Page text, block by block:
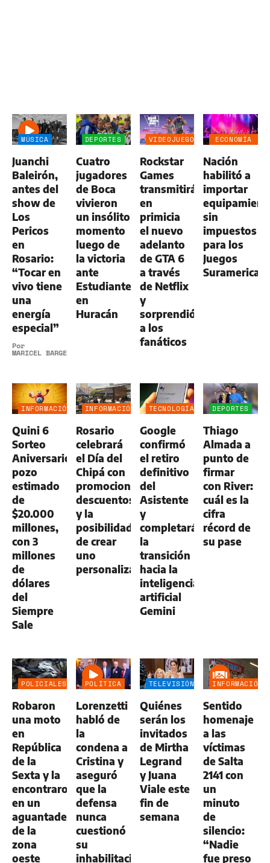
MÚSICA
Juanchi
Baleirón,
antes del
show de
Los
Pericos
en
Rosario:
“Tocar en
vivo tiene
una
energía
especial”
Por
MARICEL BARGERI
DEPORTES
Cuatro
jugadores
de Boca
vivieron
un insólito
momento
luego de
la victoria
ante
Estudiantes
en
Huracán
VIDEOJUEGOS
Rockstar
Games
transmitirá
en
primicia
el nuevo
adelanto
de GTA 6
a través
de Netflix
y
sorprendió
a los
fanáticos
ECONOMÍA
AGRO
Nación
habilitó a
importar
sin
impuestos
para los
Juegos
INFORMACIÓN
Quini 6
Sorteo
Aniversario:
pozo
estimado
de
$20.000
millones,
con 3
millones
de
dólares
del
Siempre
Sale
INFORMACIÓN
Rosario
celebrará
el Día del
Chipá con
promociones,
descuentos
y la
posibilidad
de crear
uno
personalizado
TECNOLOGÍA
Google
confirmó
el retiro
definitivo
del
Asistente
y
completará
la
transición
hacia la
inteligencia
artificial
Gemini
DEPORTES
Thiago
Almada a
punto de
firmar
con River:
cuál es la
cifra
récord de
su pase
POLICIALES
Robaron
una moto
en
República
de la
Sexta y la
encontraron
en un
aguantadero
de la
zona
oeste
POLÍTICA
Lorenzetti
habló de
la
condena a
Cristina y
aseguró
que la
defensa
nunca
cuestionó
su
inhabilitación
TELEVISIÓN
Quiénes
serán los
invitados
de Mirtha
Legrand
y Juana
Viale este
fin de
semana
INFORMACIÓN
Sentido
homenaje
a las
víctimas
de Salta
2141 con
un
minuto
de
silencio:
“Nadie
fue preso